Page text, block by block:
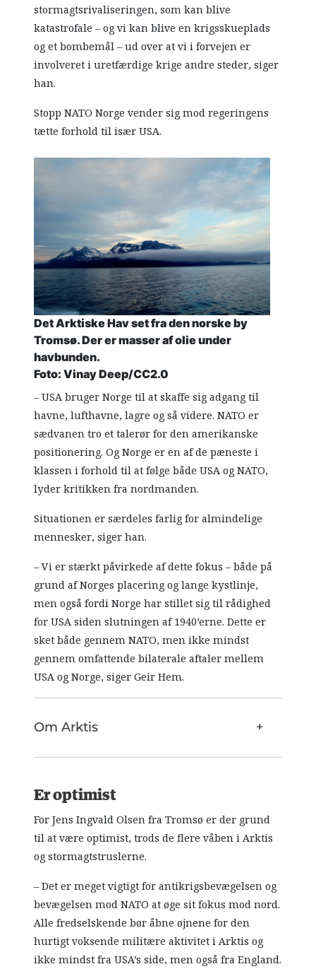
stormagtsrivaliseringen, som kan blive
katastrofale – og vi kan blive en krigsskueplads
og et bombemål – ud over at vi i forvejen er
involveret i uretfærdige krige andre steder, siger
han.
Stopp NATO Norge vender sig mod regeringens
tætte forhold til især USA.
Det Arktiske Hav set fra den norske by
Tromsø. Der er masser af olie under
havbunden.
Foto: Vinay Deep/CC2.0
– USA bruger Norge til at skaffe sig adgang til
havne, lufthavne, lagre og så videre. NATO er
sædvanen tro et talerør for den amerikanske
positionering. Og Norge er en af de pæneste i
klassen i forhold til at følge både USA og NATO,
lyder kritikken fra nordmanden.
Situationen er særdeles farlig for almindelige
mennesker, siger han.
– Vi er stærkt påvirkede af dette fokus – både på
grund af Norges placering og lange kystlinje,
men også fordi Norge har stillet sig til rådighed
for USA siden slutningen af ​​1940’erne. Dette er
sket både gennem NATO, men ikke mindst
gennem omfattende bilaterale aftaler mellem
USA og Norge, siger Geir Hem.
Om Arktis
Er optimist
For Jens Ingvald Olsen fra Tromsø er der grund
til at være optimist, trods de flere våben i Arktis
og stormagtstruslerne.
– Det er meget vigtigt for antikrigsbevægelsen og
bevægelsen mod NATO at øge sit fokus mod nord.
Alle fredselskende bør åbne øjnene for den
hurtigt voksende militære aktivitet i Arktis og
ikke mindst fra USA’s side, men også fra England.